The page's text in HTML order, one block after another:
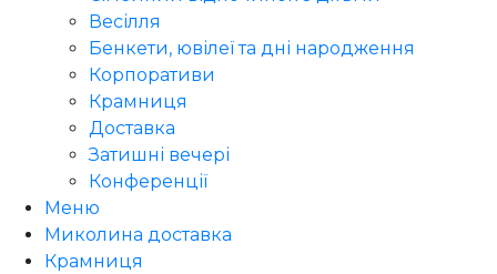
Весілля
Бенкети, ювілеї та дні народження
Корпоративи
Крамниця
Доставка
Затишні вечері
Конференції
Меню
Миколина доставка
Крамниця